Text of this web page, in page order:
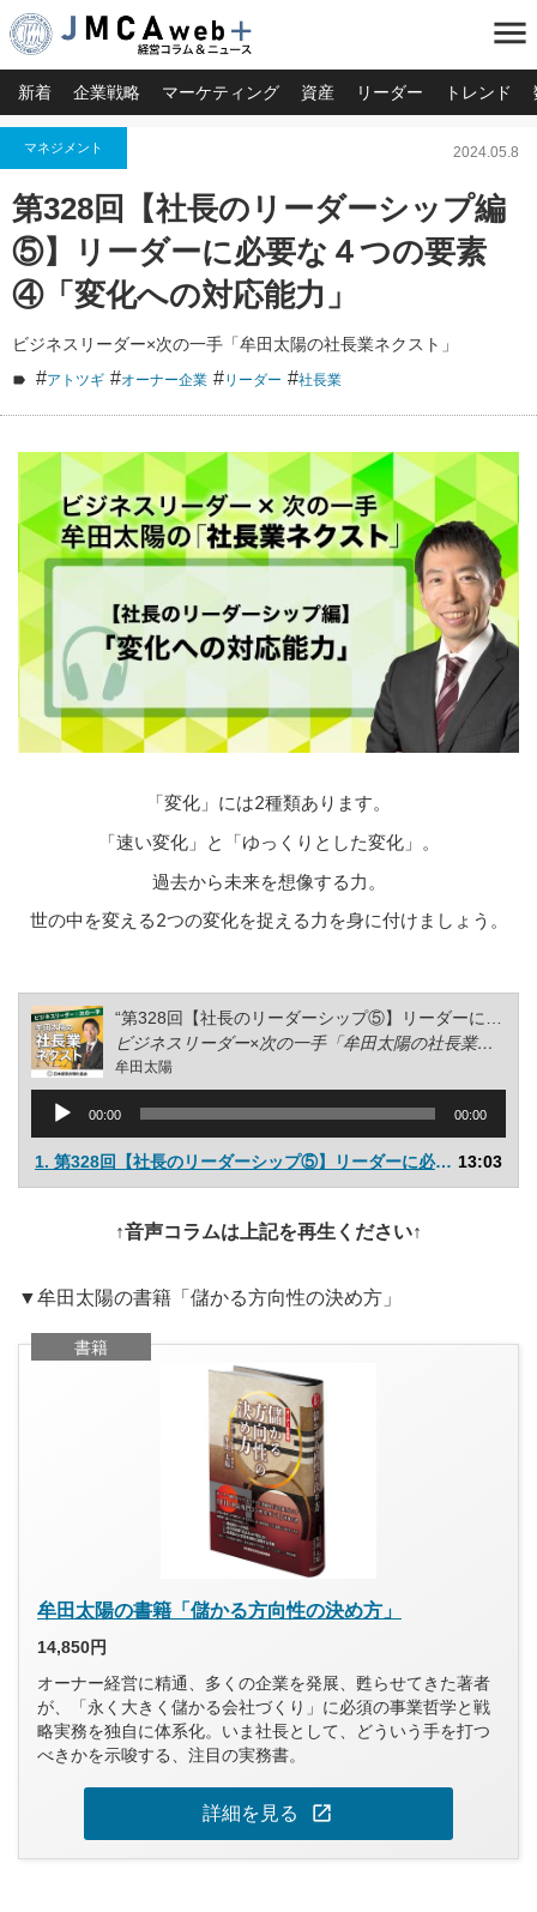
menu
新着 企業戦略 マーケティング 資産 リーダー トレンド
マネジメント 2024.05.8
第328回【社長のリーダーシップ編
⑤】リーダーに必要な４つの要素
④「変化への対応能力」
ビジネスリーダー×次の一手「牟田太陽の社長業ネクスト」
#アトツギ #オーナー企業 #リーダー #社長業
「変化」には2種類あります。
「速い変化」と「ゆっくりとした変化」。
過去から未来を想像する力。
世の中を変える2つの変化を捉える力を身に付けましょう。
ビジネスリーダー×次の一手「牟田太陽の社長業ネクスト」
牟田太陽
レ
00:00 00:00
1. 第328回【社長のリーダーシップ⑤】リーダーに必要な４つの要素４「変化への対応能力」 13:03
↑音声コラムは上記を再生ください↑
▼牟田太陽の書籍「儲かる方向性の決め方」
書籍
牟田太陽の書籍「儲かる方向性の決め方」
14,850円
オーナー経営に精通、多くの企業を発展、甦らせてきた著者
が、「永く大きく儲かる会社づくり」に必須の事業哲学と戦
略実務を独自に体系化。いま社長として、どういう手を打つ
べきかを示唆する、注目の実務書。
詳細を見る open_in_new